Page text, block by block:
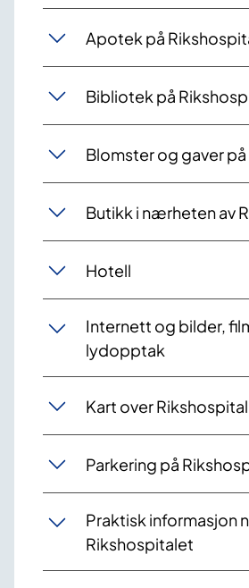
Apotek på
Bibliotek på
Blomster og gaver
Butikk i nærheten av
Hotell
Internett og bilder,
lydopptak
Kart over
Parkering på
Praktisk informasjon
Rikshospitalet